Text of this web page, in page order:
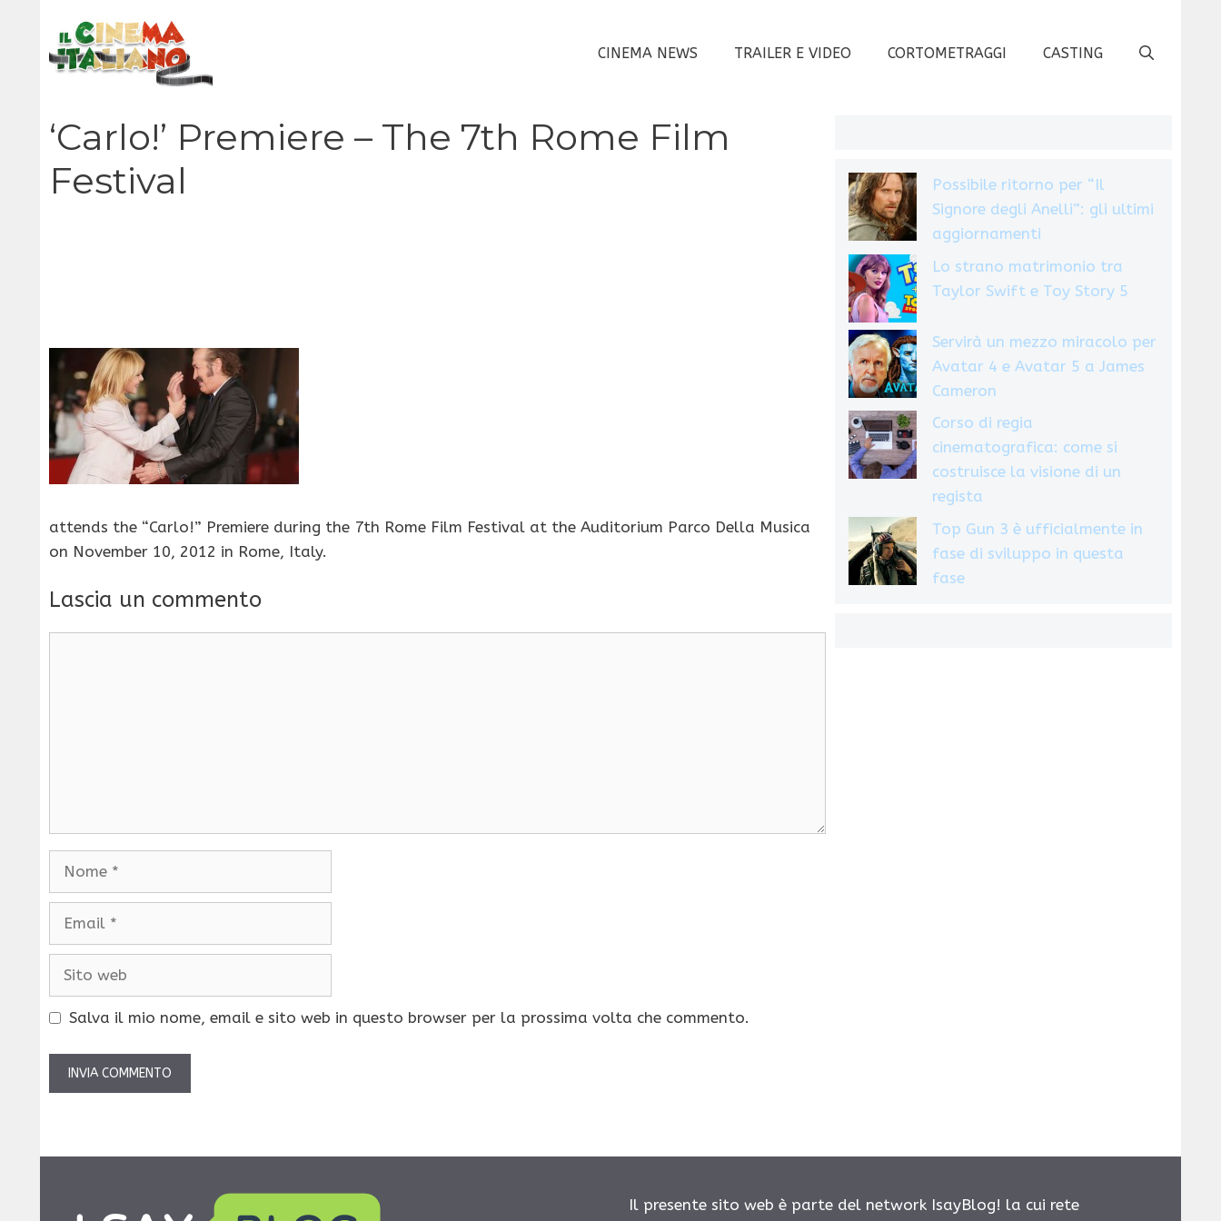
contenuto
CINEMA NEWS TRAILER E VIDEO CORTOMETRAGGI CASTING
‘Carlo!’ Premiere – The 7th Rome Film
Festival
attends the “Carlo!” Premiere during the 7th Rome Film Festival at the Auditorium Parco Della Musica
on November 10, 2012 in Rome, Italy.
Lascia un commento
Nome
Email
Sito
Salva il mio nome, email e sito web in questo browser per la prossima volta che commento.
Possibile ritorno per “Il
Signore degli Anelli”: gli ultimi
aggiornamenti
Lo strano matrimonio tra
Taylor Swift e Toy Story 5
Servirà un mezzo miracolo per
Avatar 4 e Avatar 5 a James
Cameron
Corso di regia
cinematografica: come si
costruisce la visione di un
regista
Top Gun 3 è ufficialmente in
fase di sviluppo in questa
fase
Il presente sito web è parte del network IsayBlog! la cui rete